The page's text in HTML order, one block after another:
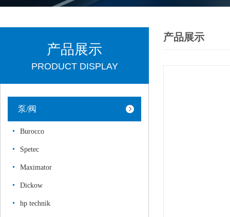
产品展示
PRODUCT DISPLAY
泵/阀
Burocco
Spetec
Maximator
Dickow
hp technik
产品展示